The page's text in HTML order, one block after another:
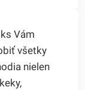
Vám
všetky
nielen